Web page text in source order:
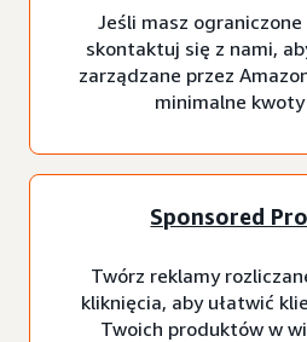
Jeśli masz
skontaktuj się z nami,
zarządzane przez
minimalne
Sponsored
Twórz reklamy
kliknięcia, aby ułatwić
Twoich produktów w